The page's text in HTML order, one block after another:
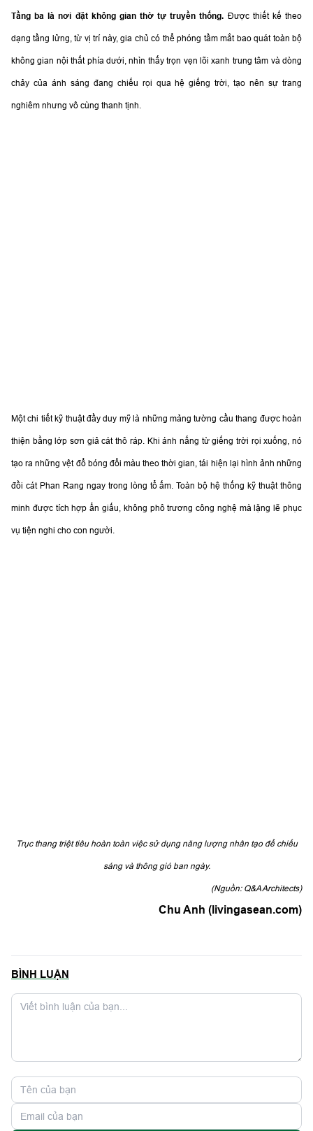
Tầng ba là nơi đặt không gian thờ tự truyền thống. Được thiết kế theo
dạng tầng lửng, từ vị trí này, gia chủ có thể phóng tầm mắt bao quát toàn bộ
không gian nội thất phía dưới, nhìn thấy trọn vẹn lõi xanh trung tâm và dòng
chảy của ánh sáng đang chiếu rọi qua hệ giếng trời, tạo nên sự trang
nghiêm nhưng vô cùng thanh tịnh.
đồi cát Phan Rang ngay trong lòng tổ ấm. Toàn bộ hệ thống kỹ thuật thông
minh được tích hợp ẩn giấu, không phô trương công nghệ mà lặng lẽ phục
vụ tiện nghi cho con người.
Gửi bình luận